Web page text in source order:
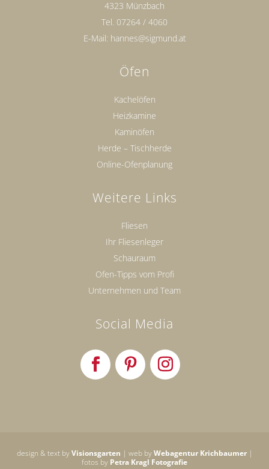
4323 Münzbach
Tel. 07264 / 4060
E-Mail: hannes@sigmund.at
Öfen
Kachelöfen
Heizkamine
Kaminöfen
Herde – Tischherde
Online-Ofenplanung
Weitere Links
Fliesen
Ihr Fliesenleger
Schauraum
Ofen-Tipps vom Profi
Unternehmen und Team
Social Media
design & text byVisionsgarten | web byWebagentur Krichbaumer|
fotos by Petra Kragl Fotografie